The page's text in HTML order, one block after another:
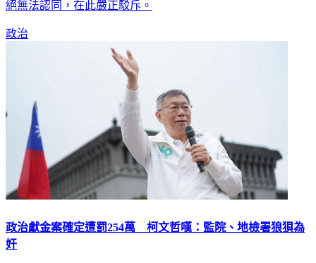
絕無法認同，在此嚴正駁斥。
政治
政治獻金案確定遭罰254萬 柯文哲嘆：監院、地檢署狼狽為
奸